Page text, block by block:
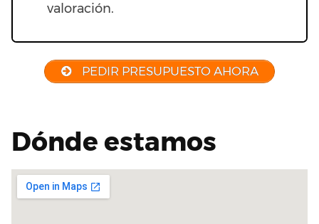
valoración.
PEDIR PRESUPUESTO AHORA
Dónde estamos